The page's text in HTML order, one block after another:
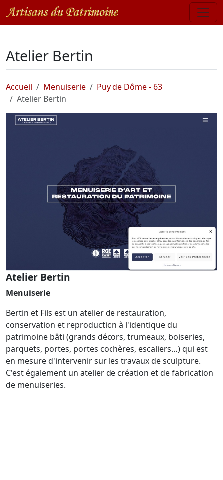
Atelier Bertin
Accueil Menuiserie
Puy de Dôme - 63
Atelier Bertin
Atelier Bertin
Menuiserie
Bertin et Fils est un atelier de restauration,
conservation et reproduction à l'identique du
patrimoine bâti (grands décors, trumeaux, boiseries,
parquets, portes, portes cochères, escaliers…) qui est
en mesure d'intervenir sur les travaux de sculpture.
C'est également un atelier de création et de fabrication
de menuiseries.